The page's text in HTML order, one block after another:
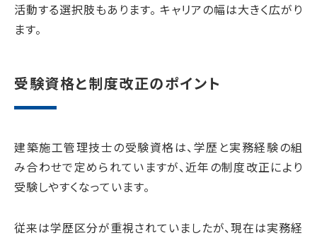
活動する選択肢もあります。 キャリアの幅は大きく広がり
ます。
受験資格と制度改正のポイント
建築施工管理技士の受験資格は、学歴と実務経験の組
み合わせで定められていますが、近年の制度改正により
受験しやすくなっています。
従来は学歴区分が重視されていましたが、現在は実務経